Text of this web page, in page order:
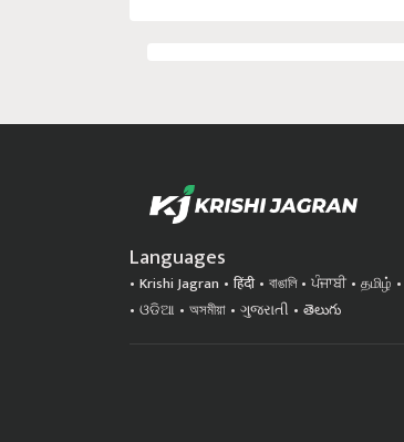
Languages
Krishi Jagran हिंदी বাঙালি ਪੰਜਾਬੀ தமிழ்
ଓଡିଆ
অসমীয়া ગુજરાતી తెలుగు